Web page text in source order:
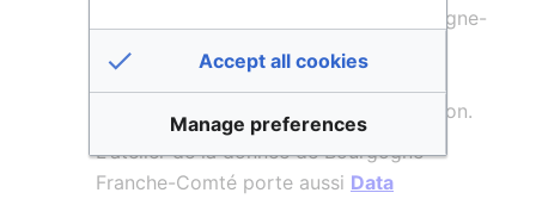
la communauté scientifique de Bourgogne-
Franche-Comté. Les données seront
hébergées au datacenter régional de
Bourgogne-Franche-Comté, situé à Dijon.
L'atelier de la donnée de Bourgogne-
Franche-Comté porte aussi Data
Accept all cookies
Manage preferences